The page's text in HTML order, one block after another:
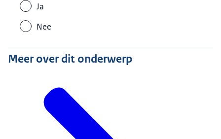
Ja
Nee
Meer over dit onderwerp